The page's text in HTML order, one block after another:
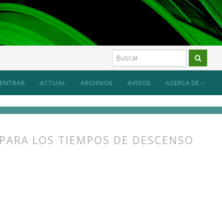
ACTUAL ARCHIVOS AVISOS ACERCA DE
ENTRAR
ecológica Artículos
LOS TIEMPOS DE DESCENSO